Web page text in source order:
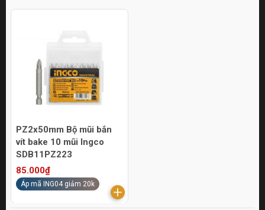
PZ2x50mm Bộ mũi bắn
vít bake 10 mũi Ingco
SDB11PZ223
85.000₫
Áp mã ING04 giảm 20k